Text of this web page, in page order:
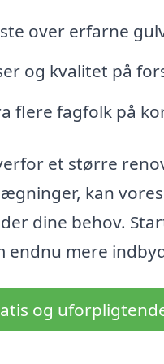
over erfarne
og kvalitet på
flere fagfolk på
et større
kan
dine behov.
endnu mere
og